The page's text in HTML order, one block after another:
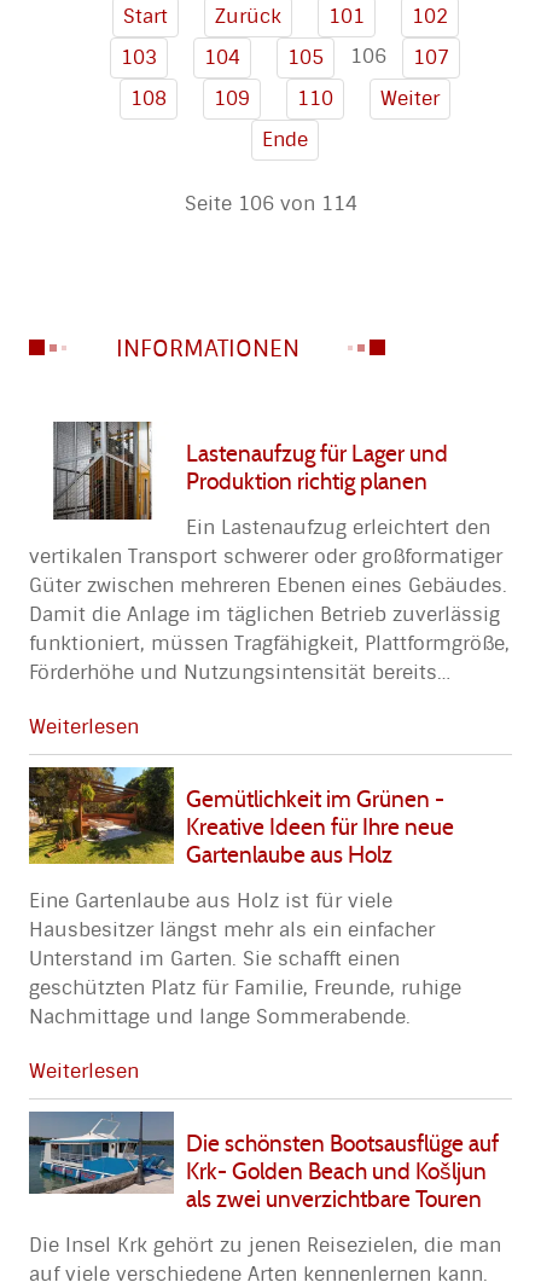
Start Zurück 101
102
103
104 105 106
107
108
109 110
Weiter
Ende
Seite 106 von 114
INFORMATIONEN
Lastenaufzug für Lager und
Produktion richtig planen
Ein Lastenaufzug erleichtert den
vertikalen Transport schwerer oder großformatiger
Güter zwischen mehreren Ebenen eines Gebäudes.
Damit die Anlage im täglichen Betrieb zuverlässig
funktioniert, müssen Tragfähigkeit, Plattformgröße,
Förderhöhe und Nutzungsintensität bereits…
Weiterlesen
Gemütlichkeit im Grünen -
Kreative Ideen für Ihre neue
Gartenlaube aus Holz
Eine Gartenlaube aus Holz ist für viele
Hausbesitzer längst mehr als ein einfacher
Unterstand im Garten. Sie schafft einen
geschützten Platz für Familie, Freunde, ruhige
Nachmittage und lange Sommerabende.
Weiterlesen
Die schönsten Bootsausflüge auf
Krk- Golden Beach und Košljun
als zwei unverzichtbare Touren
Die Insel Krk gehört zu jenen Reisezielen, die man
auf viele verschiedene Arten kennenlernen kann.